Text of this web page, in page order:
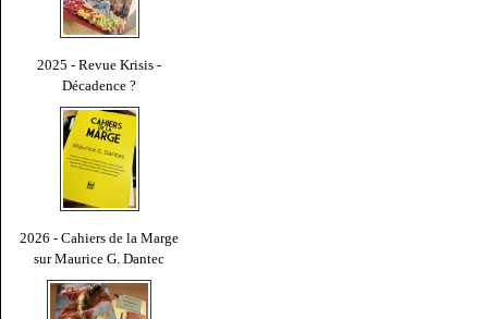
2025 - Revue Krisis -
Décadence ?
2026 - Cahiers de la Marge
sur Maurice G. Dantec